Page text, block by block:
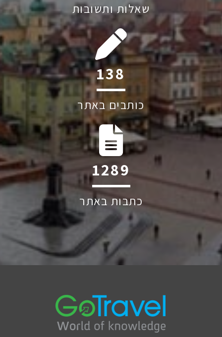
שאלות ותשובות
187
כותבים באתר
1744
כתבות באתר